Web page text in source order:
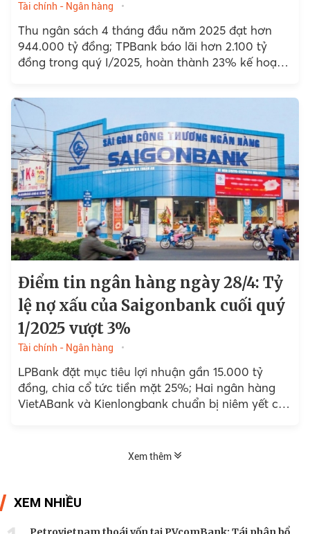
Tài chính - Ngân hàng
Thu ngân sách 4 tháng đầu năm 2025 đạt hơn
944.000 tỷ đồng; TPBank báo lãi hơn 2.100 tỷ
đồng trong quý I/2025, hoàn thành 23% kế hoạch
Điểm tin ngân hàng ngày 28/4: Tỷ
lệ nợ xấu của Saigonbank cuối quý
1/2025 vượt 3%
Tài chính - Ngân hàng
LPBank đặt mục tiêu lợi nhuận gần 15.000 tỷ
đồng, chia cổ tức tiền mặt 25%; Hai ngân hàng
VietABank và Kienlongbank chuẩn bị niêm yết cổ
Xem thêm
XEM NHIỀU